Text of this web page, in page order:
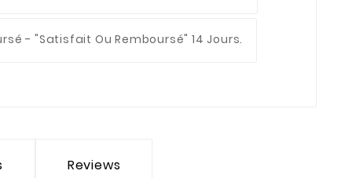
- "Satisfait Ou Remboursé" 14 Jours.
Reviews